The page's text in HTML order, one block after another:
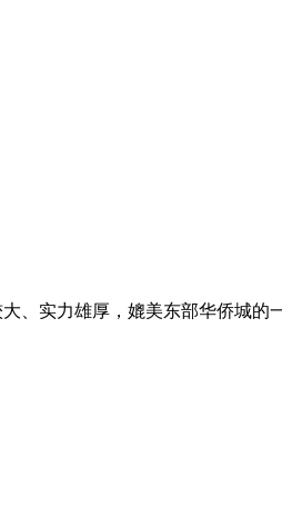
、实力雄厚，媲美东部华侨城的